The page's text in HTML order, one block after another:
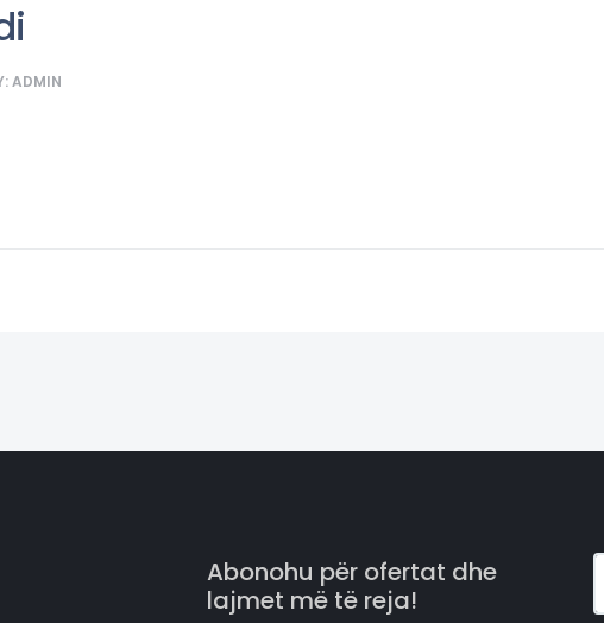
ADMIN
Abonohu për ofertat dhe
lajmet më të reja!